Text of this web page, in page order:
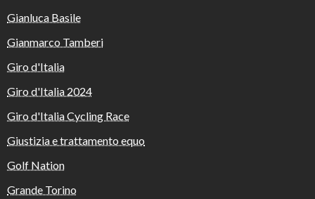
Gianluca Basile
Gianmarco Tamberi
Giro d'Italia
Giro d'Italia 2024
Giro d'Italia Cycling Race
Giustizia e trattamento equo
Golf Nation
Grande Torino